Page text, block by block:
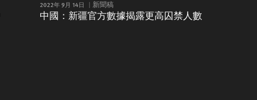
2022年 9月 14日 新聞稿
中國：新疆官方數據揭露更高囚禁人數